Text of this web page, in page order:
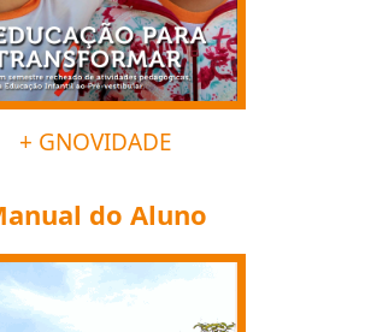
+ GNOVIDADE
Manual do Aluno